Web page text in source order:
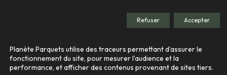
Le showroom
Nos engagements
Planète Parquets utilise des traceurs permettant d’assurer le
fonctionnement du site, pour mesurer l’audience et la
performance, et afficher des contenus provenant de sites tiers.
Accepter
Refuser